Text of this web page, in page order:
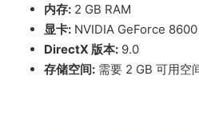
内存: 2 GB RAM
显卡: NVIDIA GeForce
DirectX 版本: 9.0
存储空间: 需要 2 GB 可用空